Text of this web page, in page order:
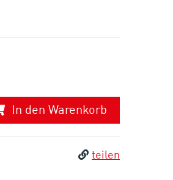
In den Warenkorb
teilen